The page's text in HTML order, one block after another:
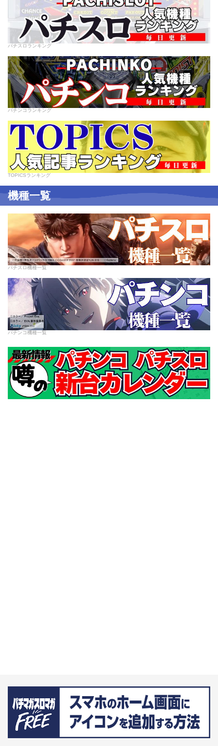
パチスロランキング
パチンコランキング
TOPICSランキング
機種一覧
パチスロ機種一覧
パチンコ機種一覧